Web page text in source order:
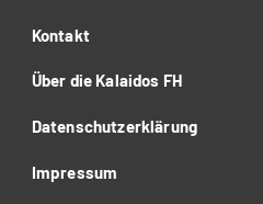
Kontakt
Über die Kalaidos FH
Datenschutzerklärung
Impressum